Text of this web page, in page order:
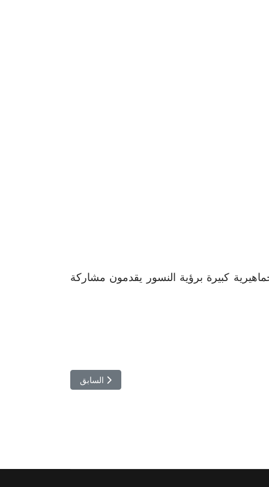
كبيرة برؤية النسور يقدمون مشاركة
المقال السابق: النادي
السابق